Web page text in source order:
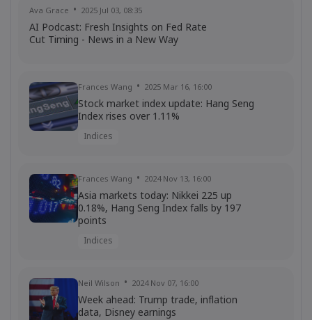
Ava Grace 2025 Jul 03, 08:35
AI Podcast: Fresh Insights on Fed Rate
Cut Timing - News in a New Way
Frances Wang 2025 Mar 16, 16:00
Stock market index update: Hang Seng
Index rises over 1.11%
Indices
Frances Wang 2024 Nov 13, 16:00
Asia markets today: Nikkei 225 up
0.18%, Hang Seng Index falls by 197
points
Indices
Neil Wilson 2024 Nov 07, 16:00
Week ahead: Trump trade, inflation
data, Disney earnings